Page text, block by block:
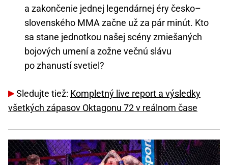
a zakončenie jednej legendárnej éry česko–
slovenského MMA začne už za pár minút. Kto
sa stane jednotkou našej scény zmiešaných
bojových umení a zožne večnú slávu
po zhanustí svetiel?
Sledujte tiež: Kompletný live report a výsledky
všetkých zápasov Oktagonu 72 v reálnom čase